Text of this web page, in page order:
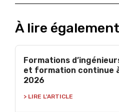
À lire également
Formations
et formation continue à
2026
> LIRE L'ARTICLE